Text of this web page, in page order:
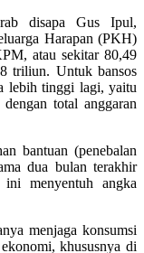
disapa Gus Ipul,
Harapan (PKH)
atau sekitar 80,49
triliun. Untuk bansos
lebih tinggi lagi, yaitu
total anggaran
bantuan (penebalan
dua bulan terakhir
menyentuh angka
menjaga konsumsi
khususnya di